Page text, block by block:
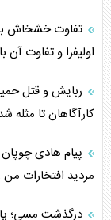
محدودیت
چگونه مقاومت
جنگ رمضان و
تحلیل جامع
تفاوت خشخاش با
اولیفرا و تفاوت
ربایش و قتل
کارآگاهان تا مثله
پیام هادی
مردید افتخارات